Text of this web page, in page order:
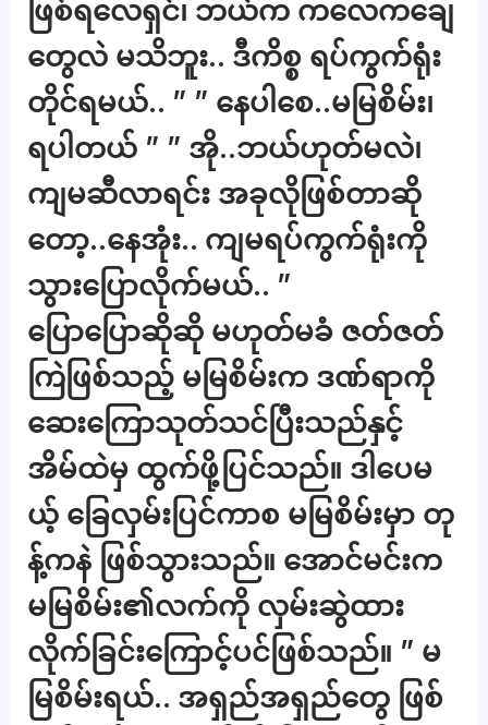
ဖြစ်ရလေရှင်၊ ဘယ်က ကလေကချေ
တွေလဲ မသိဘူး.. ဒီကိစ္စ ရပ်ကွက်ရုံး
တိုင်ရမယ်.. ” ” နေပါစေ..မမြစိမ်း၊
ရပါတယ် ” ” အို..ဘယ်ဟုတ်မလဲ၊
ကျမဆီလာရင်း အခုလိုဖြစ်တာဆို
တော့..နေအုံး.. ကျမရပ်ကွက်ရုံးကို
သွားပြောလိုက်မယ်.. ”
ပြောပြောဆိုဆို မဟုတ်မခံ ဇတ်ဇတ်
ကြဲဖြစ်သည့် မမြစိမ်းက ဒဏ်ရာကို
ဆေးကြောသုတ်သင်ပြီးသည်နှင့်
အိမ်ထဲမှ ထွက်ဖို့ပြင်သည်။ ဒါပေမ
ယ့် ခြေလှမ်းပြင်ကာစ မမြစိမ်းမှာ တု
န့်ကနဲ ဖြစ်သွားသည်။ အောင်မင်းက
မမြစိမ်း၏လက်ကို လှမ်းဆွဲထား
လိုက်ခြင်းကြောင့်ပင်ဖြစ်သည်။ ” မ
မြစိမ်းရယ်.. အရှည်အရှည်တွေ ဖြစ်